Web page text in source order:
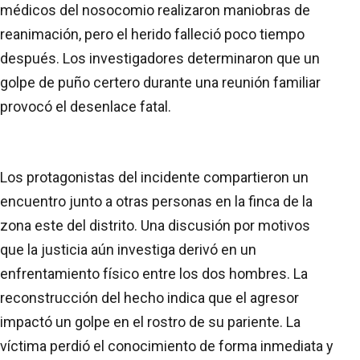
médicos del nosocomio realizaron maniobras de
reanimación, pero el herido falleció poco tiempo
después. Los investigadores determinaron que un
golpe de puño certero durante una reunión familiar
provocó el desenlace fatal.
Los protagonistas del incidente compartieron un
encuentro junto a otras personas en la finca de la
zona este del distrito. Una discusión por motivos
que la justicia aún investiga derivó en un
enfrentamiento físico entre los dos hombres. La
reconstrucción del hecho indica que el agresor
impactó un golpe en el rostro de su pariente. La
víctima perdió el conocimiento de forma inmediata y